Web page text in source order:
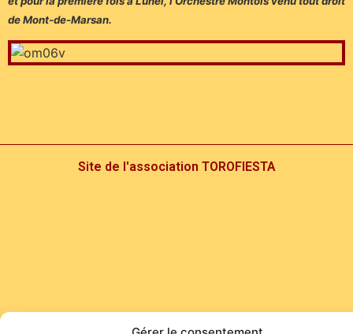
de Mont-de-Marsan.
Site de l'association TOROFIESTA